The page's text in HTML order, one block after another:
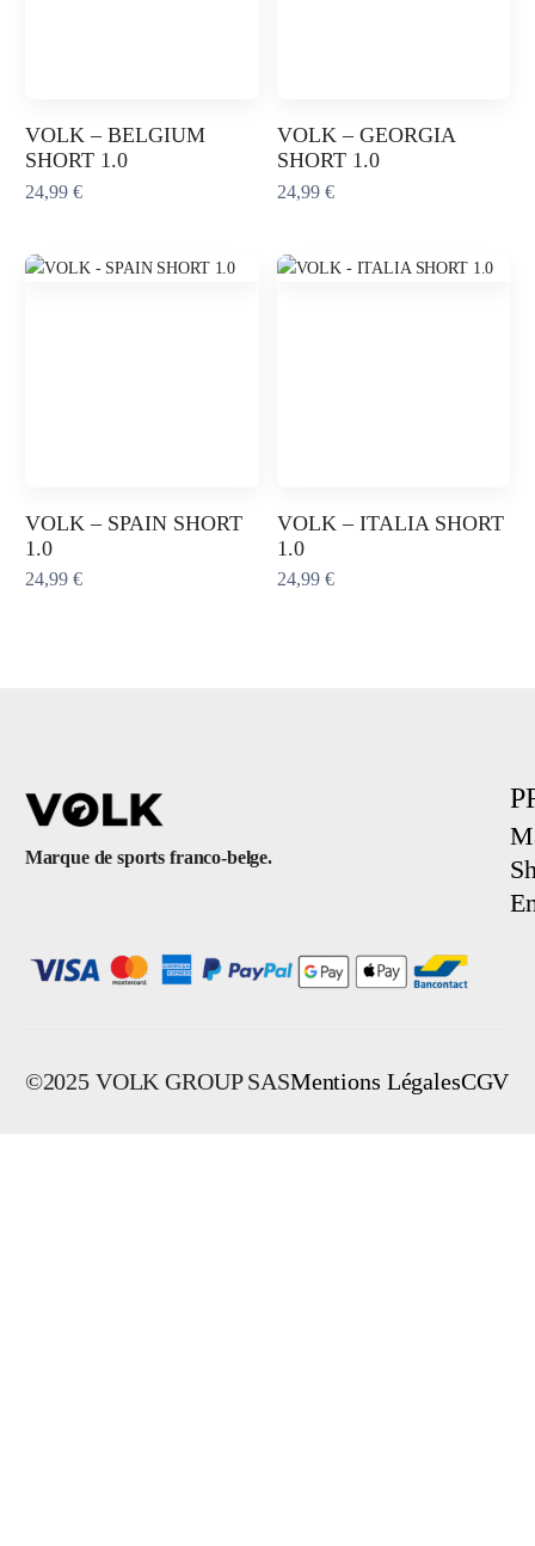
VOLK – BELGIUM
SHORT 1.0
24,99€
VOLK – GEORGIA
SHORT 1.0
24,99 €
VOLK – SPAIN SHORT
1.0
24,99€
VOLK – ITALIA SHORT
1.0
24,99 €
Marque de sports franco-belge.
©2025 VOLK GROUP SASMentions LégalesCGV